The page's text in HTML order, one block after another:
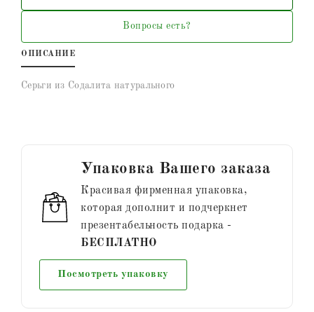
Вопросы есть?
ОПИСАНИЕ
Серьги из Содалита натурального
Упаковка Вашего заказа
Красивая фирменная упаковка,
которая дополнит и подчеркнет
презентабельность подарка -
БЕСПЛАТНО
Посмотреть упаковку